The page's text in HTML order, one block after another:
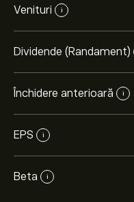
Venituri i
Dividende (Randament)
Închidere anterioară i
EPS i
Beta i